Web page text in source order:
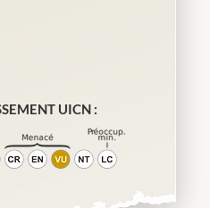
UICN :